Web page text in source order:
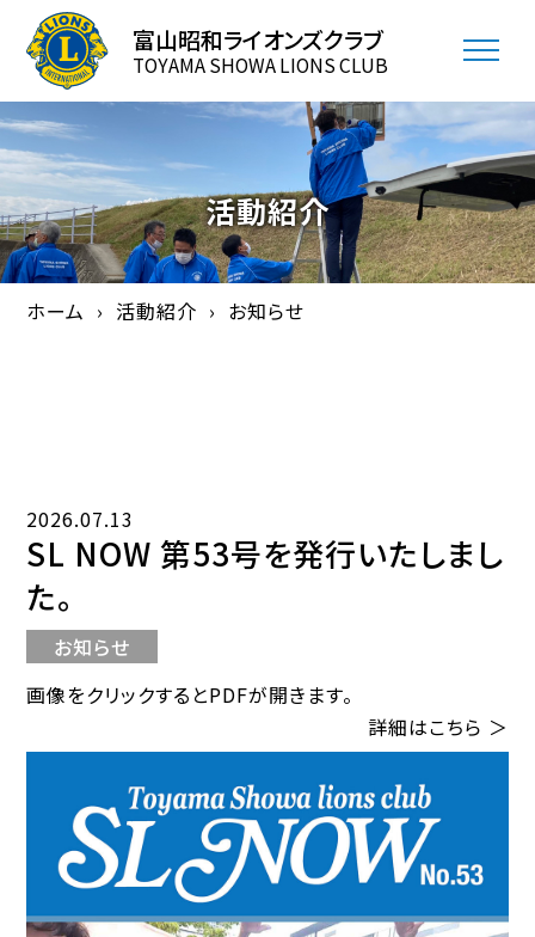
富山昭和ライオンズクラブ
TOYAMA SHOWA LIONS CLUB
活動紹介
ホーム 活動紹介 お知らせ
2026.07.13
SL NOW 第53号を発行いたしまし
た。
お知らせ
画像をクリックするとPDFが開きます。
詳細はこちら ＞